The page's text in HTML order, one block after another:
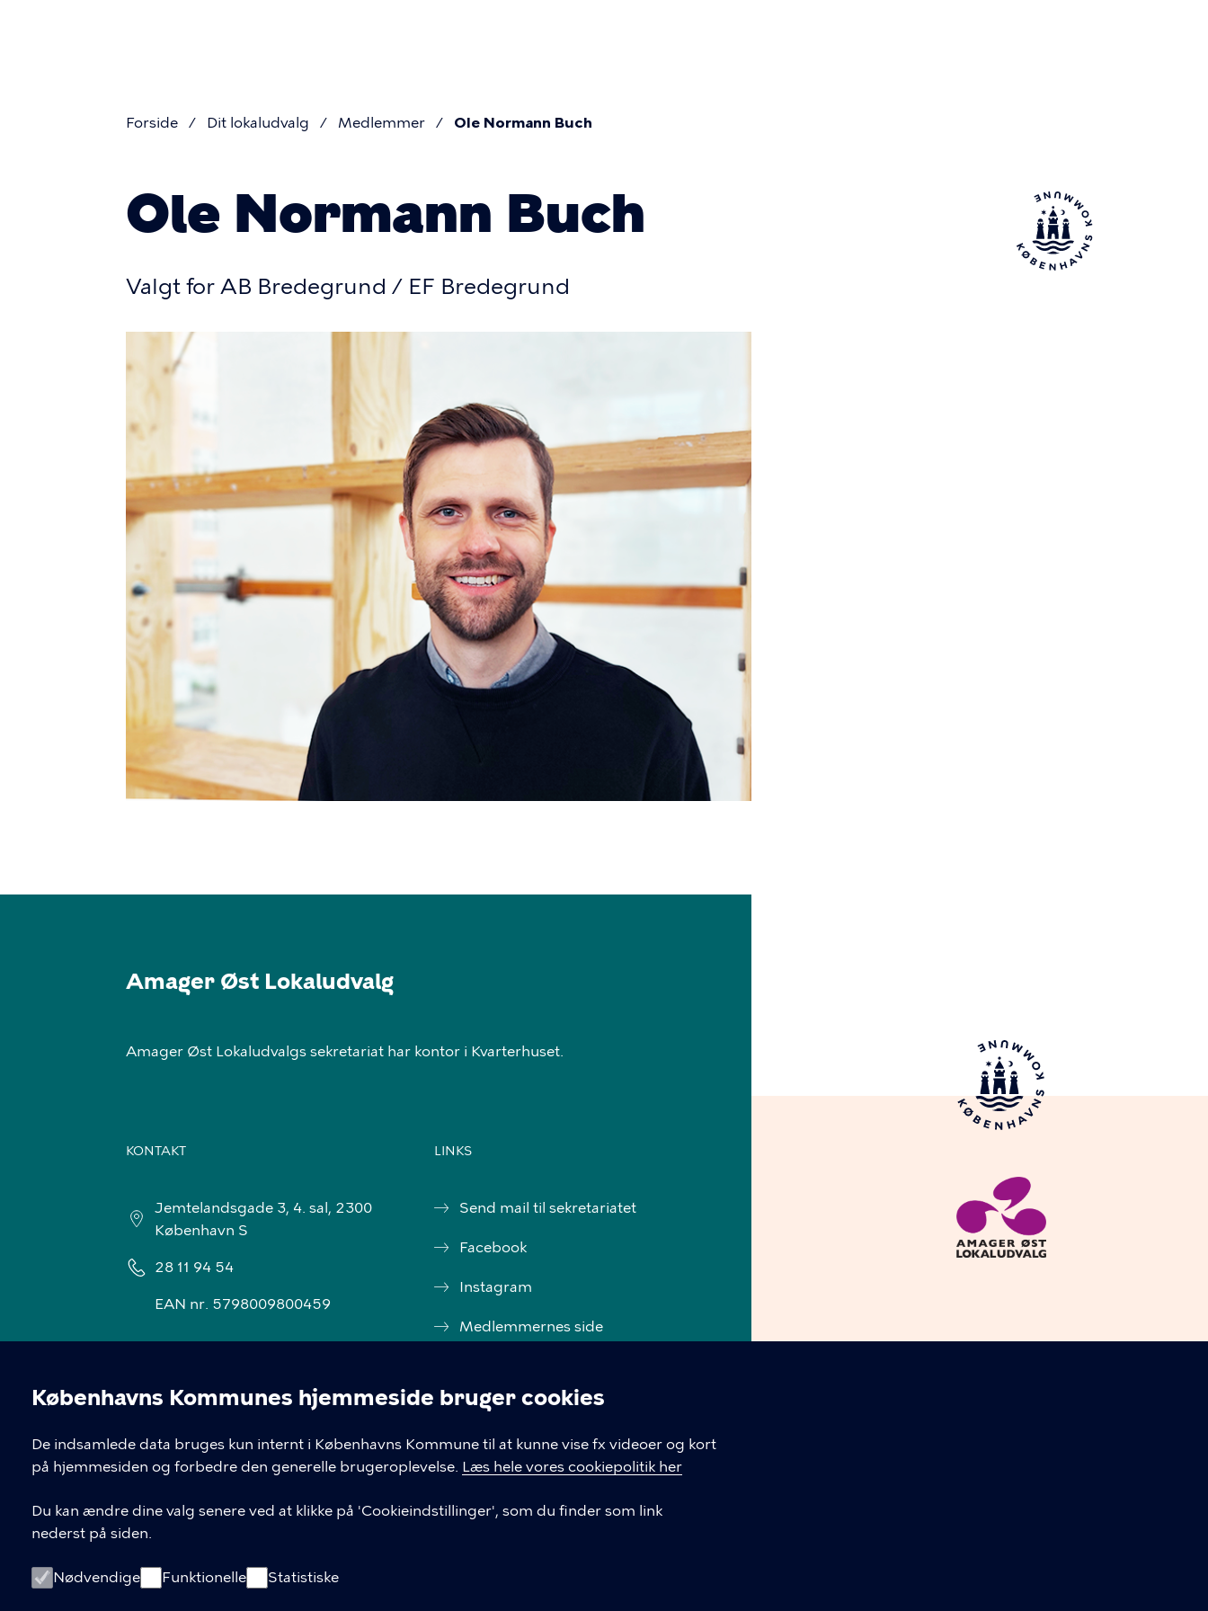
Cookieindstillinger
Københavns Kommunes hjemmeside bruger cookies
De indsamlede data bruges kun internt i Københavns Kommune til at kunne vise fx videoer og kort
på hjemmesiden og forbedre den generelle brugeroplevelse. Læs hele vores cookiepolitik her
Du kan ændre dine valg senere ved at klikke på 'Cookieindstillinger', som du finder som link
nederst på siden.
Nødvendige Funktionelle Statistiske
Brødkrumme
Forside Dit lokaludvalg Medlemmer Ole Normann Buch
Ole Normann Buch
Valgt for AB Bredegrund / EF Bredegrund
Amager Øst Lokaludvalg
Amager Øst Lokaludvalgs sekretariat har kontor i Kvarterhuset.
KONTAKT
Jemtelandsgade 3, 4. sal, 2300
København S
28 11 94 54
EAN nr. 5798009800459
LINKS
Send mail til sekretariatet
Facebook
Instagram
Medlemmernes side
Tilgængelighedserklæring
Cookiepolitik